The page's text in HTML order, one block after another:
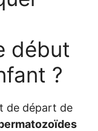
début
?
de départ de